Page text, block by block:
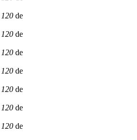
120de
120de
120de
120de
120de
120de
120de